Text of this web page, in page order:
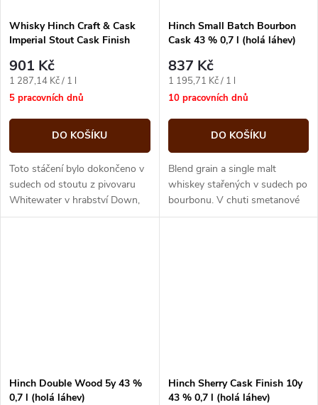
Whisky Hinch Craft & Cask
Imperial Stout Cask Finish
901 Kč
Měrná
cena:
1 287,14 Kč / 1 l
5 pracovních dnů
DO KOŠÍKU
Toto stáčení bylo dokončeno v
sudech od stoutu z pivovaru
Whitewater v hrabství Down,
nad kterým se tyčí pohoří
Hinch Small Batch Bourbon
Cask 43 % 0,7 l (holá láhev)
837 Kč
Měrná
cena:
1 195,71 Kč / 1 l
10 pracovních dnů
DO KOŠÍKU
Blend grain a single malt
whiskey stařených v sudech po
bourbonu. V chuti smetanové
tóny vanilky po bourbonovém
Hinch Double Wood 5y 43 %
0,7 l (holá láhev)
Hinch Sherry Cask Finish 10y
43 % 0,7 l (holá láhev)